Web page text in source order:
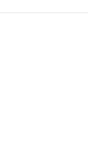
주제로…
돼야 하는 만
하면서 재선